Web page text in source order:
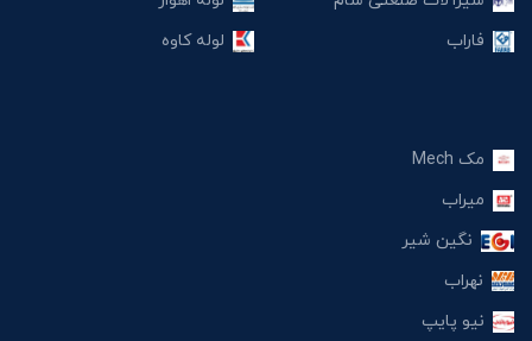
فاراب
لوله کاوه
مک Mech
میراب
نگین شیر
نهراب
نیو پایپ